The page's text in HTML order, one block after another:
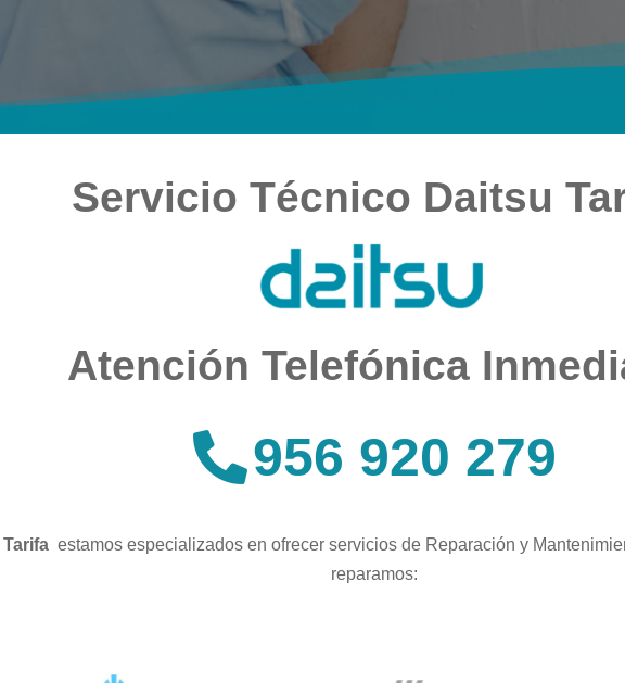
Servicio Técnico Daitsu
Atención Telefónica
956 920 279
estamos especializados en ofrecer servicios de Reparación y
reparamos: